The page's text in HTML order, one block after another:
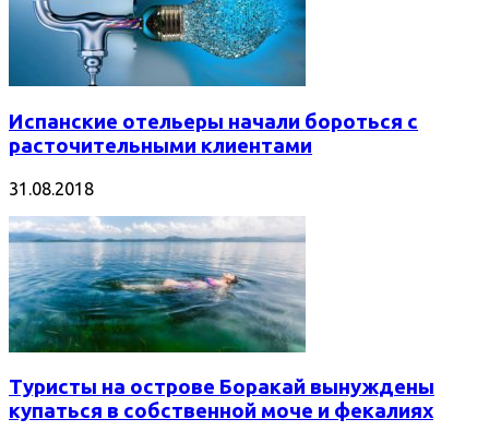
Испанские отельеры начали бороться с
расточительными клиентами
31.08.2018
Туристы на острове Боракай вынуждены
купаться в собственной моче и фекалиях